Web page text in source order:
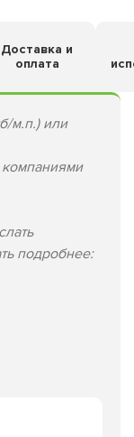
Доставка и
оплата
м.п.) или
компаниями
подробнее: